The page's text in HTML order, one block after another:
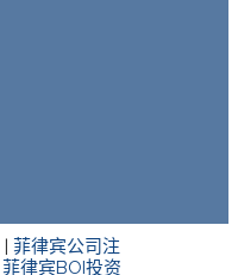
| 菲律宾公司注
菲律宾BOI投资